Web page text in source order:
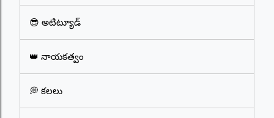
😎 అటిట్యూడ్
👑 నాయకత్వం
💭 కలలు